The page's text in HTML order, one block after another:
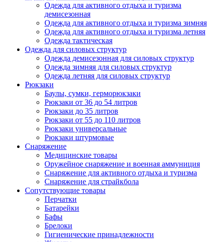
Одежда для активного отдыха и туризма
демисезонная
Одежда для активного отдыха и туризма зимняя
Одежда для активного отдыха и туризма летняя
Одежда тактическая
Одежда для силовых структур
Одежда демисезонная для силовых структур
Одежда зимняя для силовых структур
Одежда летняя для силовых структур
Рюкзаки
Баулы, сумки, герморюкзаки
Рюкзаки от 36 до 54 литров
Рюкзаки до 35 литров
Рюкзаки от 55 до 110 литров
Рюкзаки универсальные
Рюкзаки штурмовые
Снаряжение
Медицинские товары
Оружейное снаряжение и военная аммуниция
Снаряжение для активного отдыха и туризма
Снаряжение для страйкбола
Сопутствующие товары
Перчатки
Батарейки
Бафы
Брелоки
Гигиенические принадлежности